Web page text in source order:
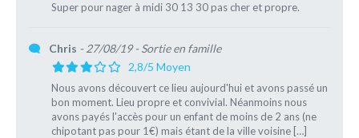
Super pour nager à midi 30 13 30 pas cher et propre.
Chris - 27/08/19- Sortie en famille
2,8/5 Moyen
Nous avons découvert ce lieu aujourd'hui et avons passé un
bon moment. Lieu propre et convivial. Néanmoins nous
avons payés l'accès pour un enfant de moins de 2 ans (ne
chipotant pas pour 1€) mais étant de la ville voisine […]